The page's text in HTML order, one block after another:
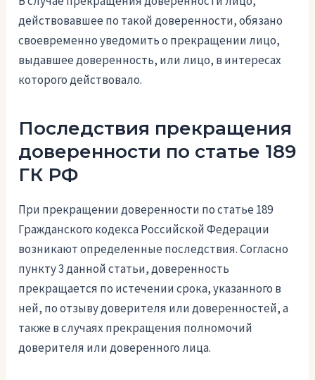
действовавшее по такой доверенности, обязано
своевременно уведомить о прекращении лицо,
выдавшее доверенность, или лицо, в интересах
которого действовало.
Последствия прекращения
доверенности по статье 189
ГК РФ
При прекращении доверенности по статье 189
Гражданского кодекса Российской Федерации
возникают определенные последствия. Согласно
пункту 3 данной статьи, доверенность
прекращается по истечении срока, указанного в
ней, по отзыву доверителя или доверенностей, а
также в случаях прекращения полномочий
доверителя или доверенного лица.